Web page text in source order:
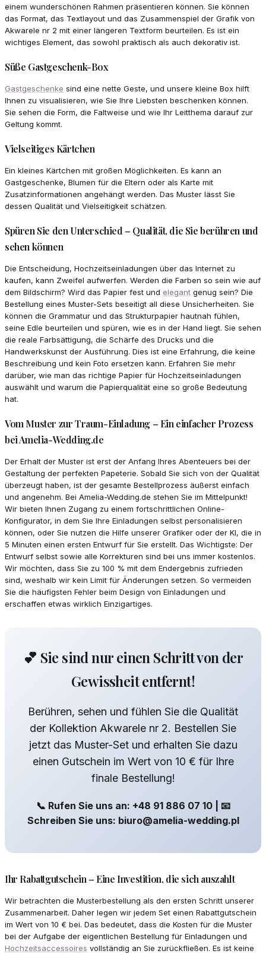
einem wunderschönen Rahmen präsentieren können. Sie können
das Format, das Textlayout und das Zusammenspiel der Grafik von
Akwarele nr 2 mit einer längeren Textform beurteilen. Es ist ein
wichtiges Element, das sowohl praktisch als auch dekorativ ist.
Süße Gastgeschenk-Box
Gastgeschenke sind eine nette Geste, und unsere kleine Box hilft
Ihnen zu visualisieren, wie Sie Ihre Liebsten beschenken können.
Sie sehen die Form, die Faltweise und wie Ihr Leitthema darauf zur
Geltung kommt.
Vielseitiges Kärtchen
Ein kleines Kärtchen mit großen Möglichkeiten. Es kann an
Gastgeschenke, Blumen für die Eltern oder als Karte mit
Zusatzinformationen angehängt werden. Das Muster lässt Sie
dessen Qualität und Vielseitigkeit schätzen.
Spüren Sie den Unterschied – Qualität, die Sie berühren und
sehen können
Die Entscheidung, Hochzeitseinladungen über das Internet zu
kaufen, kann Zweifel aufwerfen. Werden die Farben so sein wie auf
dem Bildschirm? Wird das Papier fest und elegant genug sein? Die
Bestellung eines Muster-Sets beseitigt all diese Unsicherheiten. Sie
können die Grammatur und das Strukturpapier hautnah fühlen,
seine Edle beurteilen und spüren, wie es in der Hand liegt. Sie sehen
die reale Farbsättigung, die Schärfe des Drucks und die
Handwerkskunst der Ausführung. Dies ist eine Erfahrung, die keine
Beschreibung und kein Foto ersetzen kann. Erfahren Sie mehr
darüber, wie man das richtige Papier für Hochzeitseinladungen
auswählt und warum die Papierqualität eine so große Bedeutung
hat.
Vom Muster zur Traum-Einladung – Ein einfacher Prozess
bei Amelia-Wedding.de
Der Erhalt der Muster ist erst der Anfang Ihres Abenteuers bei der
Gestaltung der perfekten Papeterie. Sobald Sie sich von der Qualität
überzeugt haben, ist der gesamte Bestellprozess äußerst einfach
und angenehm. Bei Amelia-Wedding.de stehen Sie im Mittelpunkt!
Wir bieten Ihnen Zugang zu einem fortschrittlichen Online-
Konfigurator, in dem Sie Ihre Einladungen selbst personalisieren
können, oder Sie nutzen die Hilfe unserer Grafiker oder der KI, die in
5 Minuten einen ersten Entwurf für Sie erstellt. Das Wichtigste: Der
Entwurf selbst sowie alle Korrekturen sind bei uns immer kostenlos.
Wir möchten, dass Sie zu 100 % mit dem Endergebnis zufrieden
sind, weshalb wir kein Limit für Änderungen setzen. So vermeiden
Sie die häufigsten Fehler beim Design von Einladungen und
erschaffen etwas wirklich Einzigartiges.
💕 Sie sind nur einen Schritt von der
Gewissheit entfernt!
Berühren, sehen und fühlen Sie die Qualität
der Kollektion Akwarele nr 2. Bestellen Sie
jetzt das Muster-Set und erhalten Sie dazu
einen Gutschein im Wert von 10 € für Ihre
finale Bestellung!
📞 Rufen Sie uns an: +48 91 886 07 10 | 📧
Schreiben Sie uns: biuro@amelia-wedding.pl
Ihr Rabattgutschein – Eine Investition, die sich auszahlt
Wir betrachten die Musterbestellung als den ersten Schritt unserer
Zusammenarbeit. Daher legen wir jedem Set einen Rabattgutschein
im Wert von 10 € bei. Das bedeutet, dass die Kosten für die Muster
bei der Aufgabe der eigentlichen Bestellung für Einladungen und
Hochzeitsaccessoires vollständig an Sie zurückfließen. Es ist keine